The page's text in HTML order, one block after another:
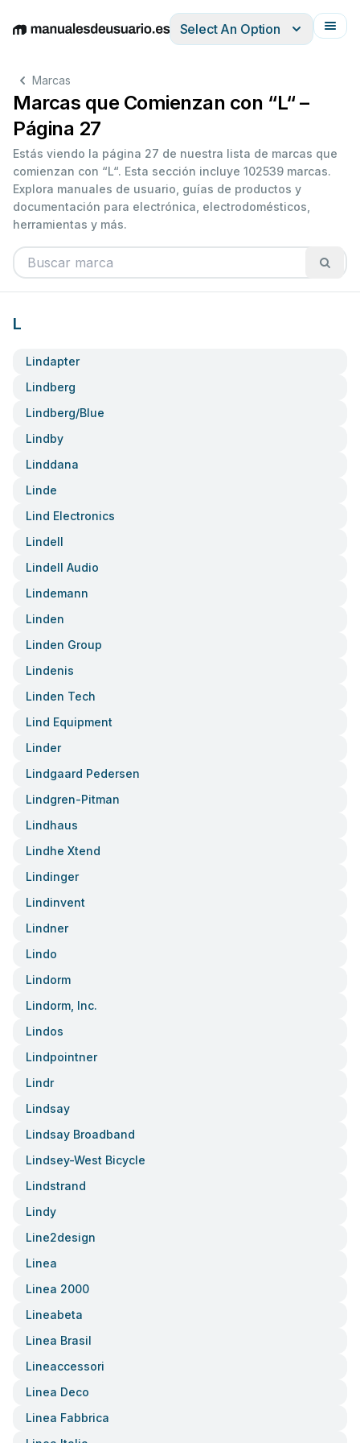
EnglishDeutschEspañolItalianoFrançais
Select An Option
Marcas
Marcas que Comienzan con “L“ –
Página 27
Estás viendo la página 27 de nuestra lista de marcas que
comienzan con “L“. Esta sección incluye 102539 marcas.
Explora manuales de usuario, guías de productos y
documentación para electrónica, electrodomésticos,
herramientas y más.
L
Lindapter
Lindberg
Lindberg/blue
Lindby
Linddana
Linde
Lind Electronics
Lindell
Lindell Audio
Lindemann
Linden
Linden Group
Lindenis
Linden Tech
Lind Equipment
Linder
Lindgaard Pedersen
Lindgren-Pitman
Lindhaus
Lindhe Xtend
Lindinger
Lindinvent
Lindner
Lindo
Lindorm
Lindorm, Inc.
Lindos
Lindpointner
Lindr
Lindsay
Lindsay Broadband
Lindsey-West Bicycle
Lindstrand
Lindy
Line2design
Linea
Linea 2000
Lineabeta
Linea Brasil
Lineaccessori
Linea Deco
Linea Fabbrica